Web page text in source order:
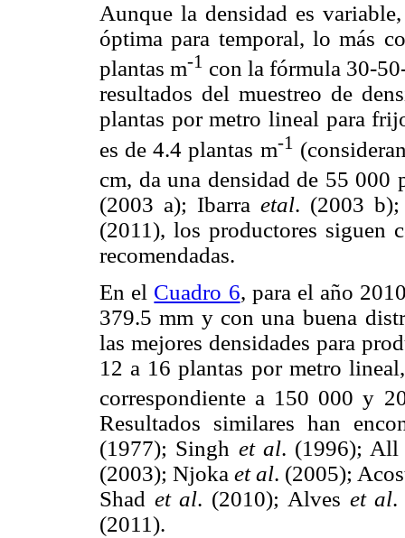
Aunque la densidad es
óptima para temporal, lo más
plantas m-1 con la fórmula 30-
resultados del muestreo de
plantas por metro lineal para
es de 4.4 plantas m-1
cm, da una densidad de 55 000
(2003 a); Ibarraetal. (2003
(2011), los productores siguen
recomendadas.
En el Cuadro 6, para el año
379.5 mm y con una buena
las mejores densidades para
12 a 16 plantas por metro
correspondiente a 150 000 y
Resultados similares han
(1977); Singh et al. (1996); All
(2003); Njoka et al. (2005);
Shad et al. (2010); Alves et al.
(2011).